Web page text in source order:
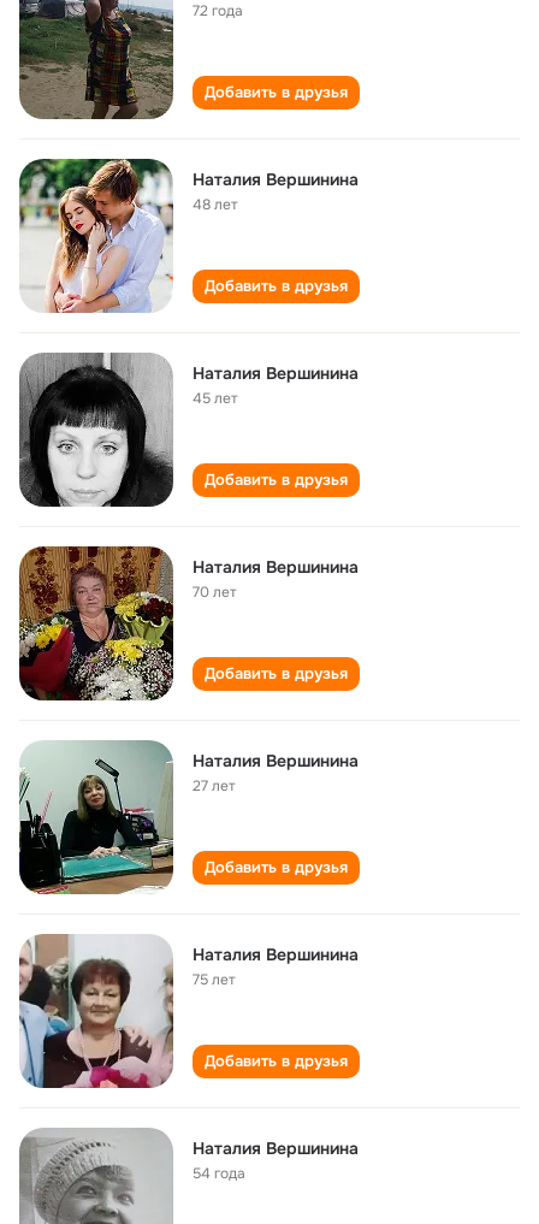
72 года
Добавить в друзья
Наталия Вершинина
48 лет
Добавить в друзья
Наталия Вершинина
45 лет
Добавить в друзья
Наталия Вершинина
70 лет
Добавить в друзья
Наталия Вершинина
27 лет
Добавить в друзья
Наталия Вершинина
75 лет
Добавить в друзья
Наталия Вершинина
54 года